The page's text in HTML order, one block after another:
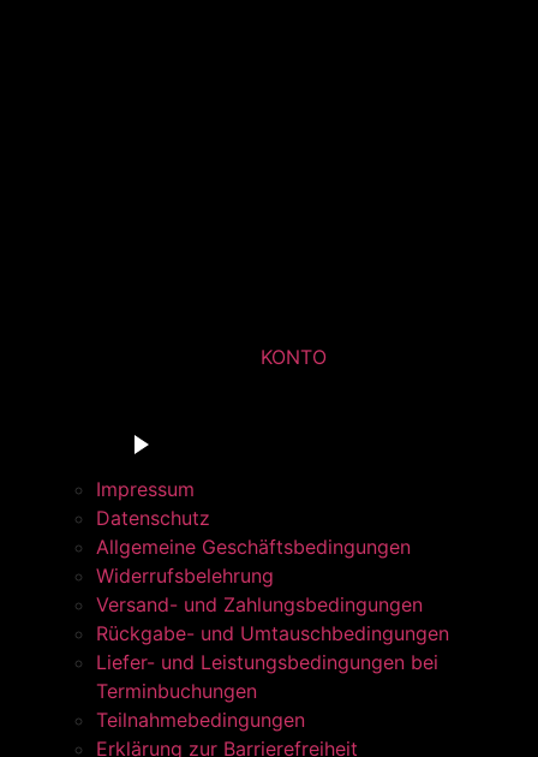
KONTO
Impressum
Datenschutz
Allgemeine Geschäftsbedingungen
Widerrufsbelehrung
Versand- und Zahlungsbedingungen
Rückgabe- und Umtauschbedingungen
Liefer- und Leistungsbedingungen bei
Terminbuchungen
Teilnahmebedingungen
Erklärung zur Barrierefreiheit